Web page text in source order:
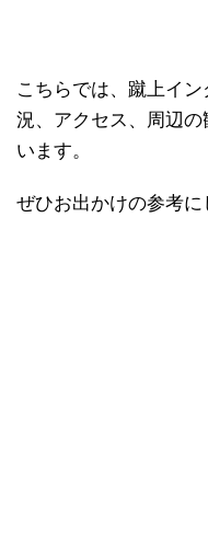
こちらでは、蹴上イ
況、アクセス、周辺
います。
ぜひお出かけの参考に